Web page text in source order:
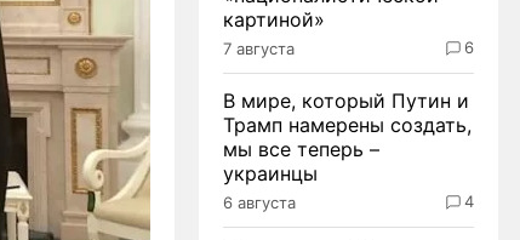
картиной»
7 августа 6
В мире, который Путин и
Трамп намерены создать,
мы все теперь –
украинцы
6 августа 4